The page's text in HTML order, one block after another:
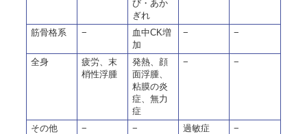
び・あか
ぎれ
筋骨格系 −
血中CK増
加
− −
全身
疲労、末
梢性浮腫
発熱、顔
面浮腫、
粘膜の炎
症、無力
症
− −
その他 − − 過敏症 −